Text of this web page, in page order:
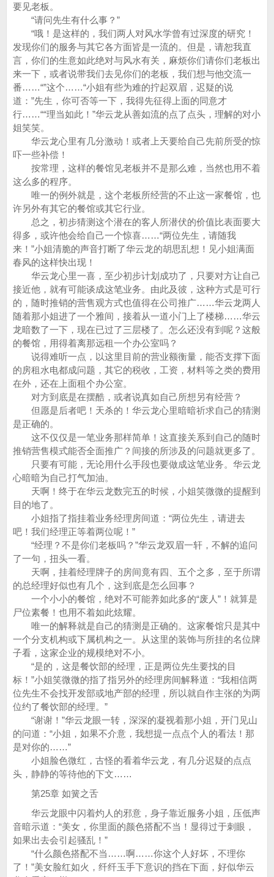
要见老板。
“请问先生有什么事？”
“哦！是这样的，我们两人对风水学曾有过深度的研究！
发现你们的服务与其它各方面皆是一流的。但是，请恕我直
言，你们的生意如此绝对与风水有关，麻烦你们请你们老板出
来一下，或者说带我们去见你们的老板，我们想与他交流一
番……“”这个……“小姐有些为难的拧起双眉，迟疑的说
道：”先生，你可否等一下，我得先征得上面的同意才
行……““理当如此！”华云龙从善如流的点了点头，理解的对小
姐笑笑。
华云龙心里有几分激动！或者上天要给自己先前所受的惊
吓一些补偿！
按常理，这样的餐馆见老板并不是那么难，当然也用不着
这么多的程序。
唯一的例外就是，这个老板所经营的不止这一家餐馆，也
许另外有其它的餐馆或其它行业。
总之，初步猜测这个潜在的客人所潜伏的价值比表面要大
得多，或许他会给自己一个惊喜……“两位先生，请随我
来！”小姐清脆的声音打断了华云龙的胡思乱想！见小姐满面
春风的这样快出现！
华云龙心里一喜，至少初步计划成功了，只要对方让自己
接近他，就有可能谈成这笔业务。由此及彼，这种方式是可行
的，随时推销的营售观方式也值得在公司推广……华云龙两人
随着那小姐进了一个雅间，接着从一道小门上了楼梯……华云
龙暗数了一下，现在已过了三层楼了。怎么还没有到呢？这般
的餐馆，用得着离那远租一个办公室吗？
说得难听一点，以这里目前的营业额衡量，能否支撑下面
的房租水电都成问题，其它的税收，工资，材料等之类的费用
在外，还在上面租个办公室。
对方到底是在摆酷，或者说真如自己所想另有经营？
但愿是后者吧！天杀的！华云龙心里暗暗祈求自己的猜测
是正确的。
这不仅仅是一笔业务那样简单！这直接关系到自己的随时
推销营售模式能否全面推广？间接的所涉及的问题就更多了。
只要有可能，无论用什么手段也要做成这笔业务。华云龙
心暗暗为自己打气加油。
天啊！终于在华云龙数完五的时候，小姐笑微微的提醒到
目的地了。
小姐指了指挂着业务经理房间道：“两位先生，请进去
吧！我们经理正等着两位呢！”
“经理？不是你们老板吗？”华云龙双眉一轩，不解的追问
了一句，扭头一看。
天啊，挂着经理牌子的房间竟有四、五个之多，至于所谓
的总经理好似也有几个，这到底是怎么回事？
一个小小的餐馆，绝对不可能养如此多的“废人”！就算是
尸位素餐！也用不着如此炫耀。
唯一的解释就是自己的猜测是正确的。这家餐馆只是其中
一个分支机构或下属机构之一。从这里的装饰与所挂的名位牌
子看，这家企业的规模绝对不小。
“是的，这是餐饮部的经理，正是两位先生要找的目
标！”小姐笑微微的指了指另外的经理房间解释道：“我相信两
位先生不会找开发部或地产部的经理，所以就自作主张的为两
位约了餐饮部的经理。”
“谢谢！”华云龙眼一转，深深的凝视着那小姐，开门见山
的问道：“小姐，如果不介意，我想提一点点个人的看法！那
是对你的……”
小姐脸色微红，古怪的看着华云龙，有几分迟疑的点点
头，静静的等待他的下文……
第25章 如簧之舌
华云龙眼中闪着灼人的邪意，身子靠近服务小姐，压低声
音暗示道：“美女，你里面的颜色搭配不当！显得过于刺眼，
如果出去会引起骚乱！”
“什么颜色搭配不当……啊……你这个人好坏，不理你
了！”美女脸红如火，纤纤玉手下意识的挡在下面，好似华云